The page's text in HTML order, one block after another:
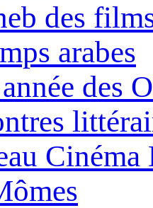
des
arabes
des
Cinéma